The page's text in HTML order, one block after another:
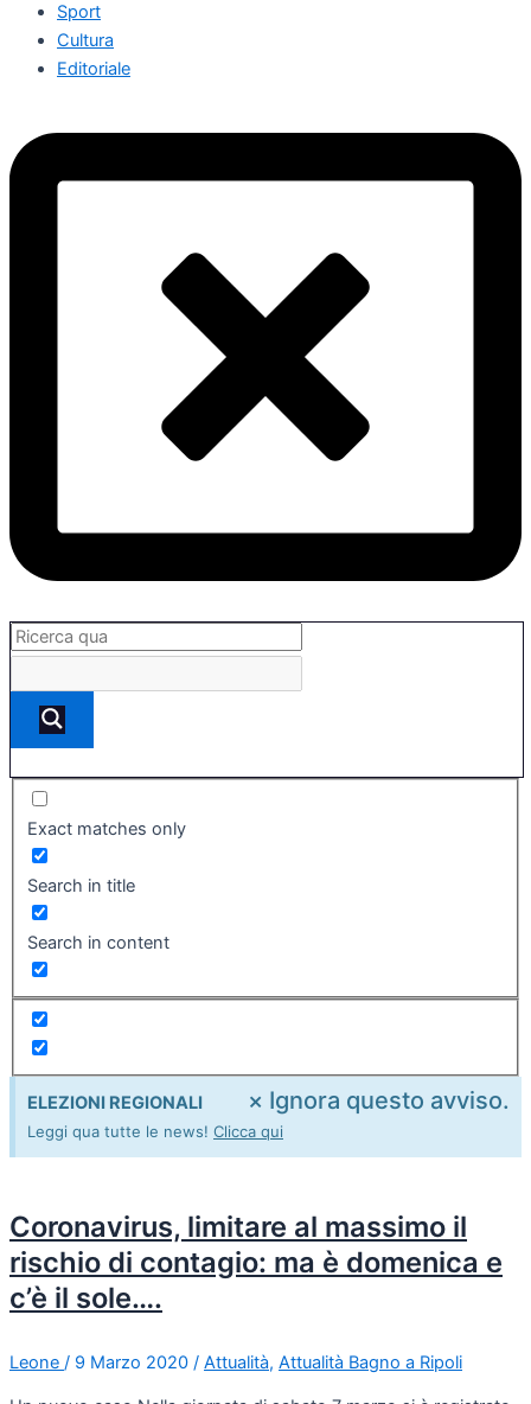
Sport
Cultura
Editoriale
Exact matches only
Search in title
Search in content
ELEZIONI REGIONALI
Leggi qua tutte le news! Clicca qui
× Ignora questo avviso.
Coronavirus, limitare al massimo il
rischio di contagio: ma è domenica e
c’è il sole….
Leone / 9 Marzo 2020 / Attualità, Attualità Bagno a Ripoli